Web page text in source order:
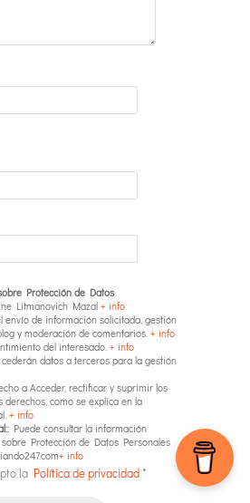
Protección de Datos
Litmanovich Mazal+ info
envío de información solicitada, gestión
y moderación de comentarios. + info
del interesado. + info
datos a terceros para la gestión
a Acceder, rectificar y suprimir los
derechos, como se explica en la
+ info
: Puede consultar la información
Protección de Datos Personales
+ info
la Política de privacidad*